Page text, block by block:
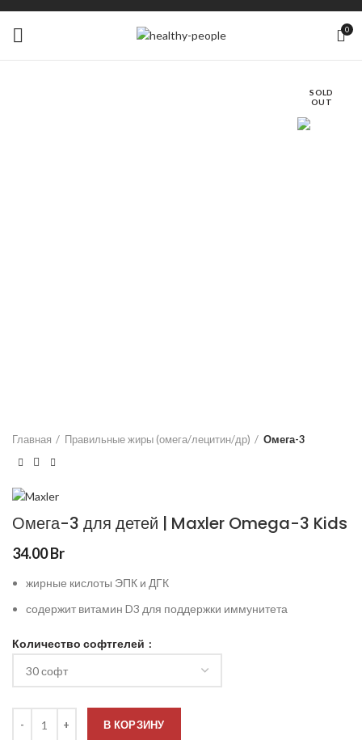
0
SOLD
OUT
Главная Правильные жиры (омега/лецитин/др) Омега-3
Омега-3 для детей | Maxler Omega-3 Kids
34.00Br
жирные кислоты ЭПК и ДГК
содержит витамин D3 для поддержки иммунитета
Количество софтгелей
В КОРЗИНУ